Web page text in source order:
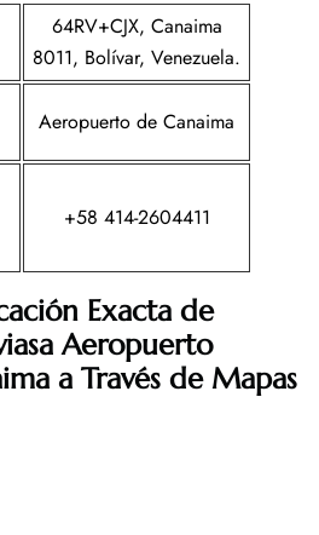
64RV+CJX, Canaima
8011, Bolívar, Venezuela.
Aeropuerto de Canaima
+58 414-2604411
Exacta de
Aeropuerto
a Través de Mapas